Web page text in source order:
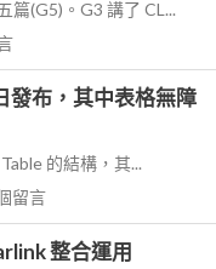
篇(G5)。G3 講了 CL...
發布，其中表格無障
的結構，其...
留言
整合運用